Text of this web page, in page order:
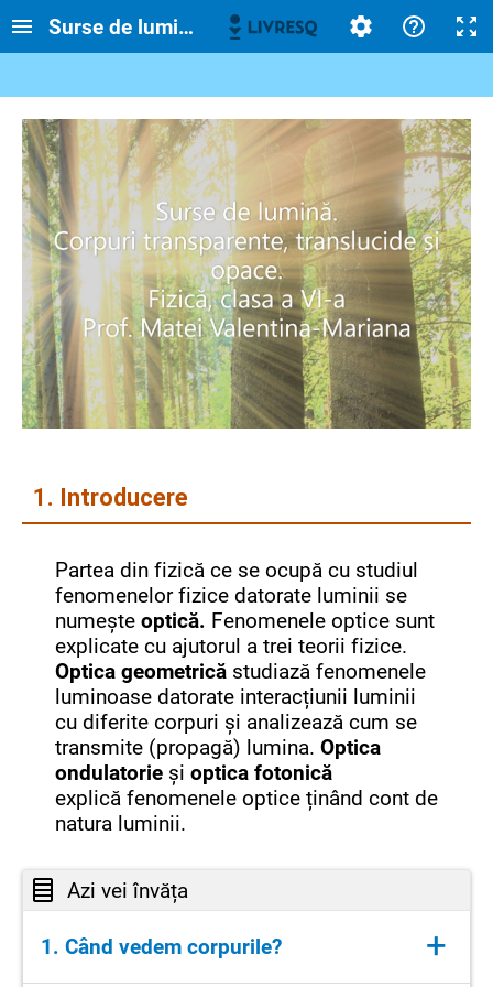
Surse de lumină. Corpuri transparente,
1. Introducere
Partea din fizică ce se ocupă cu studiul
fenomenelor fizice datorate luminii se
numește optică. Fenomenele optice sunt
explicate cu ajutorul a trei teorii fizice.
Optica geometrică studiază fenomenele
luminoase datorate interacțiunii luminii
cu diferite corpuri și analizează cum se
transmite (propagă) lumina. Optica
ondulatorie și optica fotonică
explică fenomenele optice ținând cont de
natura luminii.
Azi vei învăța
1. Când vedem corpurile? +